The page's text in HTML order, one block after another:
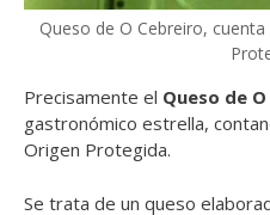
Queso de O Cebreiro,
Precisamente el Queso de
gastronómico estrella,
Origen Protegida.
Se trata de un queso